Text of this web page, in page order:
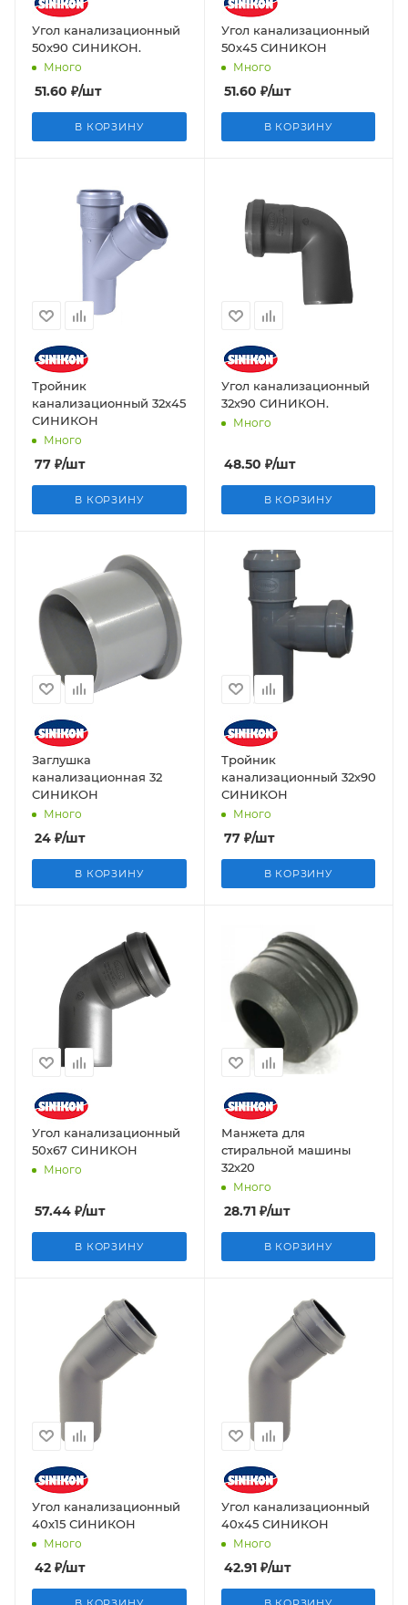
Угол канализационный
50х90 СИНИКОН.
Много
51.60 ₽/шт
В КОРЗИНУ
Угол канализационный
50х45 СИНИКОН
Много
51.60 ₽/шт
В КОРЗИНУ
Тройник
канализационный 32х45
СИНИКОН
Много
77 ₽/шт
В КОРЗИНУ
Угол канализационный
32х90 СИНИКОН.
Много
48.50 ₽/шт
В КОРЗИНУ
Заглушка
канализационная 32
СИНИКОН
Много
24 ₽/шт
В КОРЗИНУ
Тройник
канализационный 32х90
СИНИКОН
Много
77₽/шт
В КОРЗИНУ
Угол канализационный
50х67 СИНИКОН
Много
57.44 ₽/шт
В КОРЗИНУ
Манжета для
стиральной машины
32х20
Много
28.71₽/шт
В КОРЗИНУ
Угол канализационный
40х15 СИНИКОН
Много
42 ₽/шт
Угол канализационный
40х45 СИНИКОН
Много
42.91₽/шт